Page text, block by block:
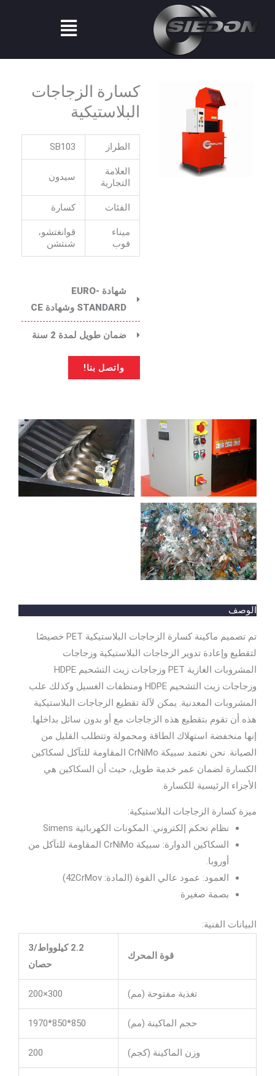
قائمة
الطعام
كسارة الزجاجات
البلاستيكية
الطراز SB103
العلامة
التجارية
سيدون
الفئات كسارة
ميناء
فوب
قوانغتشو،
شنتشن
شهادة EURO-
STANDARD وشهادة CE
ضمان طويل لمدة 2 سنة
واتصل بنا!
الوصف
تم تصميم ماكينة كسارة الزجاجات البلاستيكية PET خصيصًا
لتقطيع وإعادة تدوير الزجاجات البلاستيكية وزجاجات
المشروبات الغازية PET وزجاجات زيت التشحيم HDPE
وزجاجات زيت التشحيم HDPE ومنظفات الغسيل وكذلك علب
المشروبات المعدنية. يمكن لآلة تقطيع الزجاجات البلاستيكية
هذه أن تقوم بتقطيع هذه الزجاجات مع أو بدون سائل بداخلها.
إنها منخفضة استهلاك الطاقة ومحمولة وتتطلب القليل من
الصيانة. نحن نعتمد سبيكة CrNiMo المقاومة للتآكل لسكاكين
الكسارة لضمان عمر خدمة طويل، حيث أن السكاكين هي
الأجزاء الرئيسية للكسارة.
ميزة كسارة الزجاجات البلاستيكية:
نظام تحكم إلكتروني: المكونات الكهربائية Simens
السكاكين الدوارة: سبيكة CrNiMo المقاومة للتآكل من
أوروبا.
العمود: عمود عالي القوة (المادة: 42CrMov)
بصمة صغيرة
البيانات الفنية:
قوة المحرك
2.2 كيلوواط/3
حصان
تغذية مفتوحة (مم)
حجم الماكينة (مم)
وزن الماكينة (كجم)